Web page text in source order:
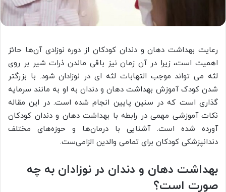
رعایت بهداشت دهان و دندان کودکان از دوره نوزادی آن‌ها حائز
اهمیت است، زیرا در آن زمان نیز باقی ماندن ذرات شیر بر روی
لثه می‌ تواند موجب التهابات لثه‌ ای در نوزادان شود. با بزرگتر
شدن کودک آموزش بهداشت دهان و دندان به او به مانند سرمایه‌
گذاری است که در سنین پایین انجام شده است. در این مقاله
نکات آموزشی مهمی در رابطه با بهداشت دهان و دندان کودکان
آورده شده است. آشنایی با درمان‌ها و حوزه‌های مختلف
دندانپزشکی کودکان برای تمامی والدین الزامی‌ست.
بهداشت دهان و دندان در نوزادان به چه
صورت است؟